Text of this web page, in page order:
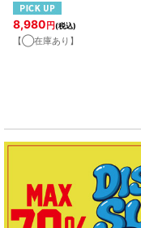
8,980 円(税込)
【◯在庫あり】